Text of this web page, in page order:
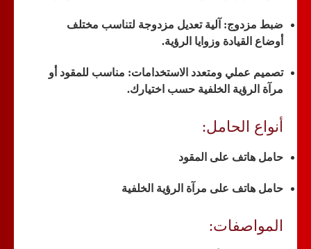
ضبط مزدوج: آلية تعديل مزدوجة لتناسب مختلف
أوضاع القيادة وزوايا الرؤية.
تصميم عملي ومتعدد الاستخدامات: مناسب للمقود أو
مرآة الرؤية الخلفية حسب اختيارك.
أنواع الحامل:
حامل هاتف على المقود
حامل هاتف على مرآة الرؤية الخلفية
المواصفات: